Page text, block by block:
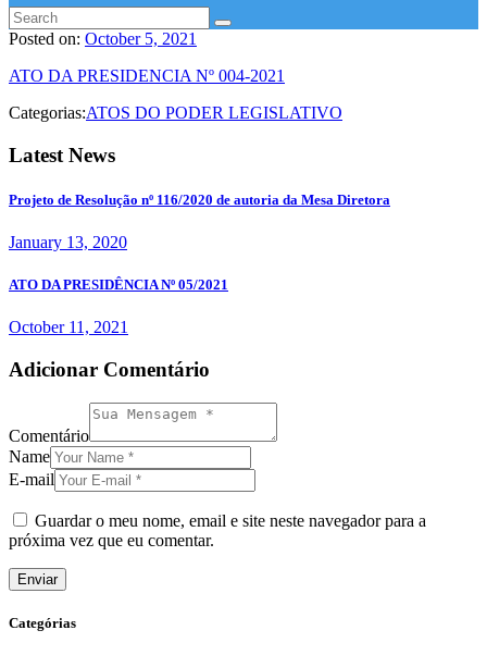
Posted on: October 5, 2021
ATO DA PRESIDENCIA Nº 004-2021
Categorias:ATOS DO PODER LEGISLATIVO
Latest News
Projeto de Resolução nº 116/2020 de autoria da Mesa Diretora
January 13, 2020
ATO DA PRESIDÊNCIA Nº 05/2021
October 11, 2021
Adicionar Comentário
Comentário
Name
E-mail
Guardar o meu nome, email e site neste navegador para a
próxima vez que eu comentar.
Categórias